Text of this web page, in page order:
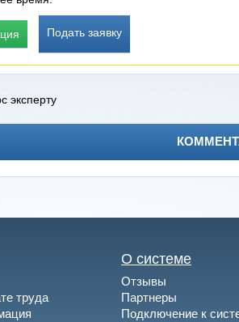
Подать заявку
труда
О системе
Отзывы
Партнеры
Подключение к